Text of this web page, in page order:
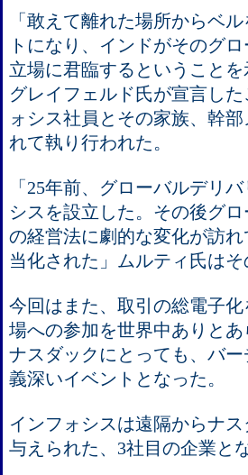
「敢えて離れた場所からベ
トになり、インドがそのグ
立場に君臨するということ
グレイフェルド氏が宣言し
ォシス社員とその家族、幹
れて執り行われた。
「25年前、グローバルデリ
シスを設立した。その後グ
の経営法に劇的な変化が訪
当化された」ムルティ氏はそ
今回はまた、取引の総電子
場への参加を世界中ありと
ナスダックにとっても、バ
義深いイベントとなった。
インフォシスは遠隔からナ
与えられた、3社目の企業と